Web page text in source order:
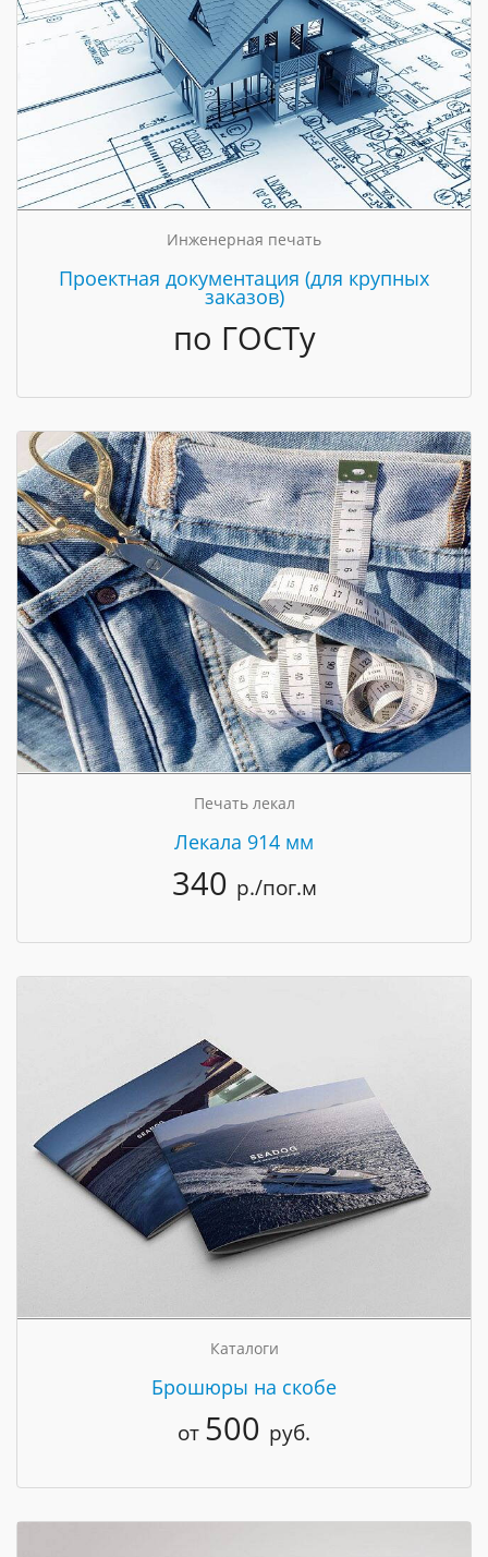
Инженерная печать
Проектная документация (для крупных
заказов)
по ГОСТу
Печать лекал
Лекала 914 мм
340 р./пог.м
Каталоги
Брошюры на скобе
от 500 руб.